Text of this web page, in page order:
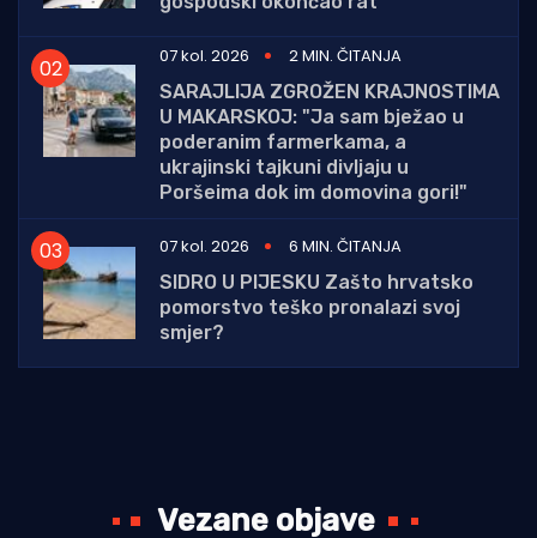
07 kol. 2026
2 MIN. ČITANJA
SARAJLIJA ZGROŽEN KRAJNOSTIMA
U MAKARSKOJ: "Ja sam bježao u
poderanim farmerkama, a
ukrajinski tajkuni divljaju u
Poršeima dok im domovina gori!"
07 kol. 2026
6 MIN. ČITANJA
SIDRO U PIJESKU Zašto hrvatsko
pomorstvo teško pronalazi svoj
smjer?
Vezane objave